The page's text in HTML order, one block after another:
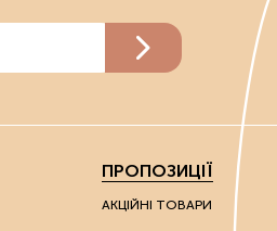
ПРОПОЗИЦІЇ
АКЦІЙНІ ТОВАРИ